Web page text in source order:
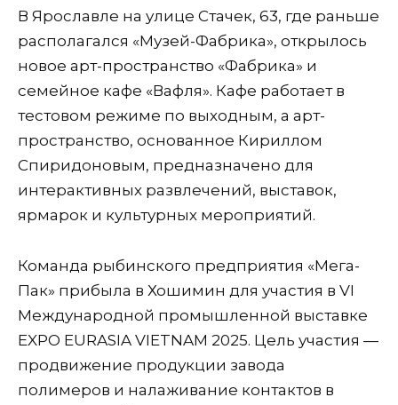
В Ярославле на улице Стачек, 63, где раньше
располагался «Музей-Фабрика», открылось
новое арт-пространство «Фабрика» и
семейное кафе «Вафля». Кафе работает в
тестовом режиме по выходным, а арт-
пространство, основанное Кириллом
Спиридоновым, предназначено для
интерактивных развлечений, выставок,
ярмарок и культурных мероприятий.
Команда рыбинского предприятия «Мега-
Пак» прибыла в Хошимин для участия в VI
Международной промышленной выставке
EXPO EURASIA VIETNAM 2025. Цель участия —
продвижение продукции завода
полимеров и налаживание контактов в